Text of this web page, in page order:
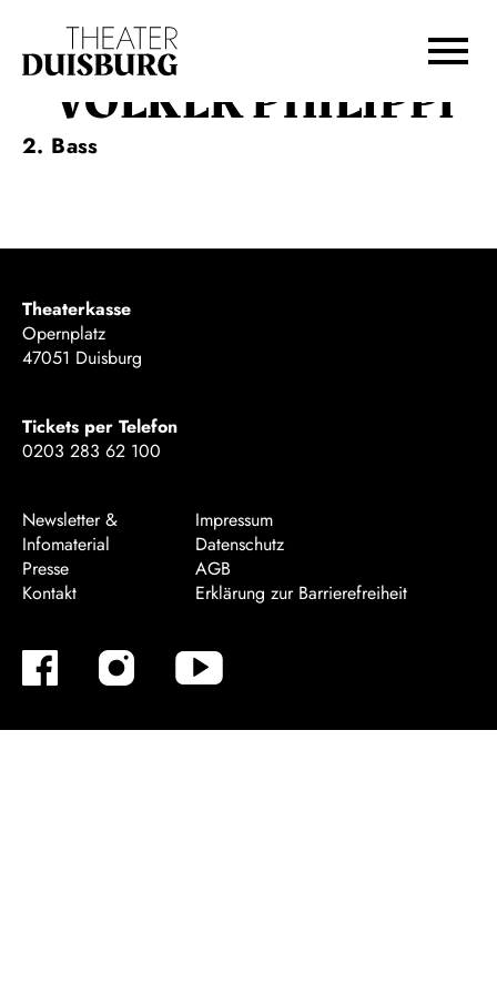
Zur Hauptnavigation springen
Zum Footer springen
VOLKER PHILIPPI
2. Bass
Theaterkasse
Opernplatz
47051 Duisburg
Tickets per Telefon
0203 283 62 100
Newsletter &
Infomaterial
Presse
Kontakt
Impressum
Datenschutz
AGB
Erklärung zur Barrierefreiheit